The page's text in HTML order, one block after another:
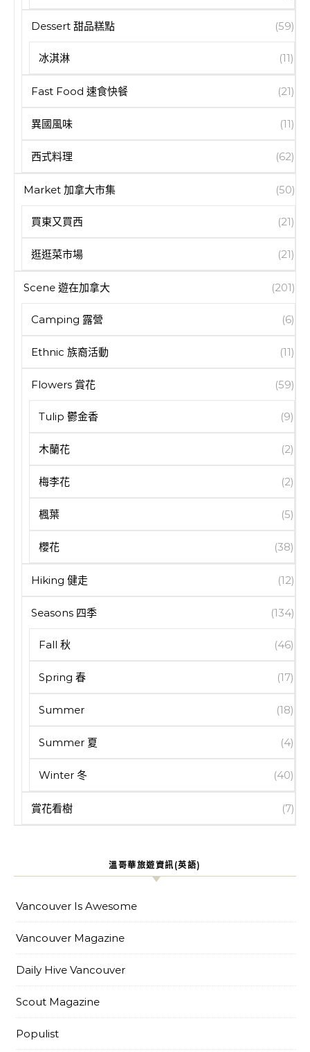
Dessert 甜品糕點 (59)
冰淇淋 (11)
Fast Food 速食快餐 (21)
異國風味 (11)
西式料理 (62)
Market 加拿大市集 (50)
買東又買西 (21)
逛逛菜市場 (21)
Scene 遊在加拿大 (201)
Camping 露營 (6)
Ethnic 族裔活動 (11)
Flowers 賞花 (59)
Tulip 鬱金香 (9)
木蘭花 (2)
梅李花 (2)
楓葉 (5)
櫻花 (38)
Hiking 健走 (12)
Seasons 四季 (134)
Fall 秋 (46)
Spring 春 (17)
Summer (18)
Summer 夏 (4)
Winter 冬 (40)
賞花看樹 (7)
溫哥華旅遊資訊(英語)
Vancouver Is Awesome
Vancouver Magazine
Daily Hive Vancouver
Scout Magazine
Populist